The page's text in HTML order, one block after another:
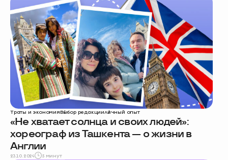
Траты и экономияВыбор редакцииличный опыт
«Не хватает солнца и своих людей»:
хореограф из Ташкента — о жизни в
Англии
23.10.2024 5 минут